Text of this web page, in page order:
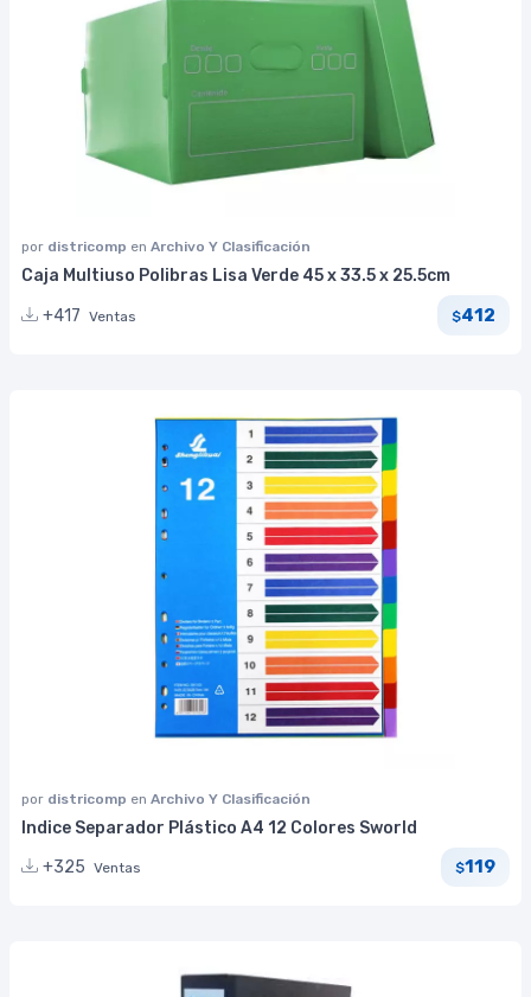
por districomp en Archivo Y Clasificación
Caja Multiuso Polibras Lisa Verde 45 x 33.5 x 25.5cm
+417 Ventas $412
por districomp en Archivo Y Clasificación
Indice Separador Plástico A4 12 Colores Sworld
+325 Ventas $119